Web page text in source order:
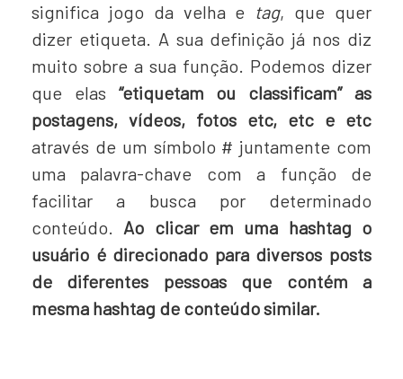
significa jogo da velha e tag, que quer
dizer etiqueta. A sua definição já nos diz
muito sobre a sua função. Podemos dizer
que elas “etiquetam ou classificam” as
postagens, vídeos, fotos etc, etc e etc
através de um símbolo # juntamente com
uma palavra-chave com a função de
facilitar a busca por determinado
conteúdo. Ao clicar em uma hashtag o
usuário é direcionado para diversos posts
de diferentes pessoas que contém a
mesma hashtag de conteúdo similar.